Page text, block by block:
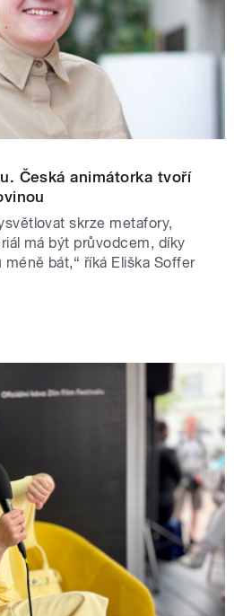
Česká animátorka tvoří
skrze metafory,
má být průvodcem, díky
bát,“ říká Eliška Soffer